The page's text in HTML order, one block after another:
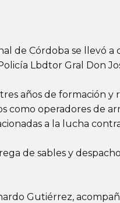
de Córdoba se llevó
Lbdtor Gral Don
años de
como operadores de
a la lucha
de sables y
Gutiérrez,